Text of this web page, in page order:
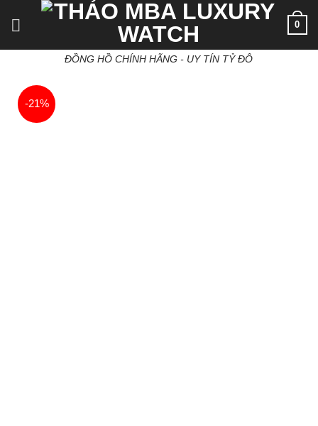
ĐỒNG HỒ CHÍNH HÃNG - UY TÍN TỶ ĐÔ
0
-21%